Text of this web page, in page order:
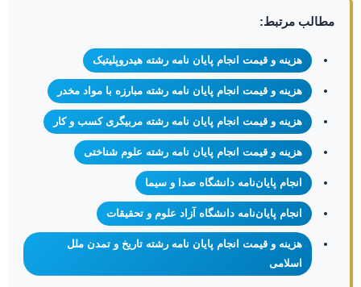
مطالب مرتبط:
هزینه و قیمت انجام پایان نامه رشته هیدروپلیتیک
هزینه و قیمت انجام پایان نامه رشته مبارزه با مواد مخدر
هزینه و قیمت انجام پایان نامه رشته مربیگری کسب و کار
هزینه و قیمت انجام پایان نامه رشته علوم شناختی
انجام پایان‌نامه دانشگاه صدا و سیما
انجام پایان‌نامه دانشگاه آزاد علوم و تحقیقات
هزینه و قیمت انجام پایان نامه رشته تاریخ و تمدن ملل
اسلامی